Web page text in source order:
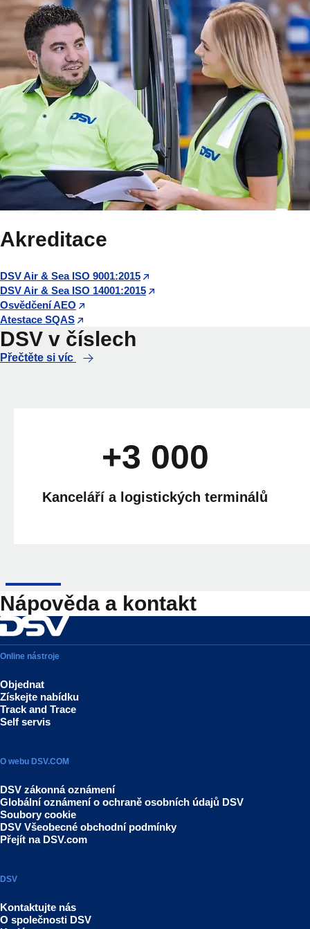
Akreditace
DSV Air & Sea ISO 9001:2015
DSV Air & Sea ISO 14001:2015
Osvědčení AEO
Atestace SQAS
DSV v číslech
Přečtěte si víc
+3 000
Kanceláří a logistických terminálů
Nápověda a kontakt
Online nástroje
Objednat
Získejte nabídku
Track and Trace
Self servis
O webu DSV.COM
DSV zákonná oznámení
Globální oznámení o ochraně osobních údajů DSV
Soubory cookie
DSV Všeobecné obchodní podmínky
Přejít na DSV.com
DSV
Kontaktujte nás
O společnosti DSV